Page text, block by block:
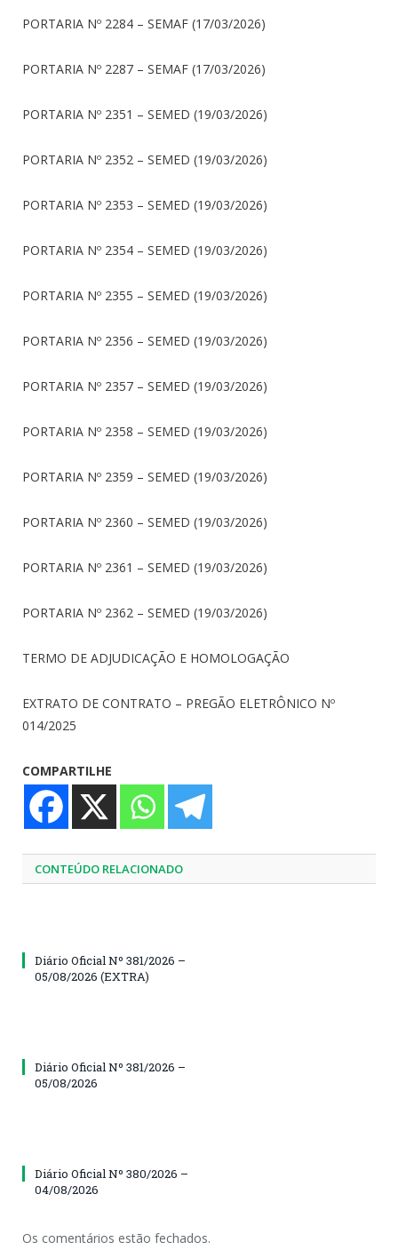
PORTARIA Nº 2284 – SEMAF (17/03/2026)
PORTARIA Nº 2287 – SEMAF (17/03/2026)
PORTARIA Nº 2351 – SEMED (19/03/2026)
PORTARIA Nº 2352 – SEMED (19/03/2026)
PORTARIA Nº 2353 – SEMED (19/03/2026)
PORTARIA Nº 2354 – SEMED (19/03/2026)
PORTARIA Nº 2355 – SEMED (19/03/2026)
PORTARIA Nº 2356 – SEMED (19/03/2026)
PORTARIA Nº 2357 – SEMED (19/03/2026)
PORTARIA Nº 2358 – SEMED (19/03/2026)
PORTARIA Nº 2359 – SEMED (19/03/2026)
PORTARIA Nº 2360 – SEMED (19/03/2026)
PORTARIA Nº 2361 – SEMED (19/03/2026)
PORTARIA Nº 2362 – SEMED (19/03/2026)
TERMO DE ADJUDICAÇÃO E HOMOLOGAÇÃO
EXTRATO DE CONTRATO – PREGÃO ELETRÔNICO Nº
014/2025
COMPARTILHE
CONTEÚDO RELACIONADO
Diário Oficial Nº 381/2026 –
05/08/2026 (EXTRA)
Diário Oficial Nº 381/2026 –
05/08/2026
Diário Oficial Nº 380/2026 –
04/08/2026
Os comentários estão fechados.